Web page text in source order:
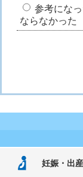
参考にな
ならなかった
妊娠・出産